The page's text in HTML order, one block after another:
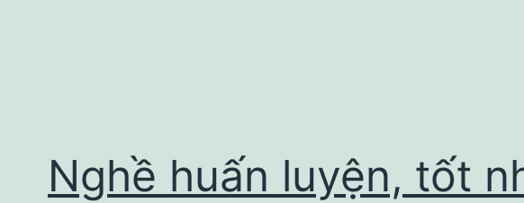
Nghề huấn luyện, tốt